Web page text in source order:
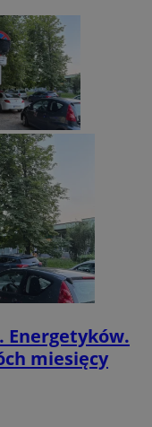
Energetyków.
miesięcy